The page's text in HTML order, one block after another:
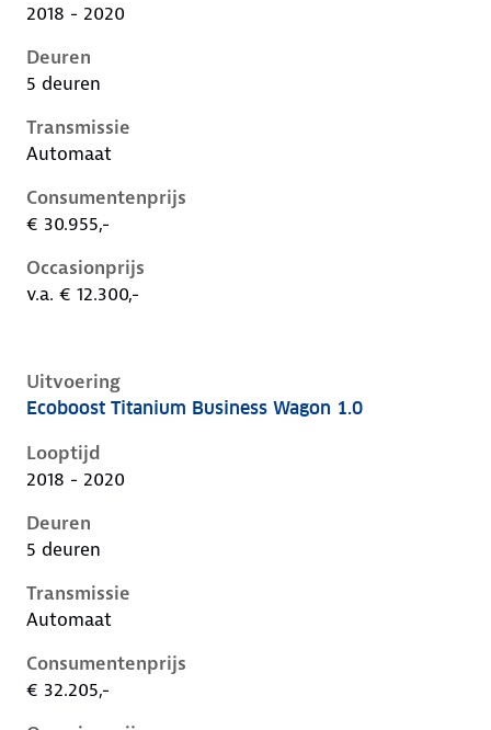
2018 - 2020
Deuren
5 deuren
Transmissie
Automaat
Consumentenprijs
€ 30.955,-
Occasionprijs
v.a. € 12.300,-
Uitvoering
Ford Focus iv, wagon 1.0, 92 kW, Benzine, 5 deuren
Ecoboost Titanium Business Wagon 1.0
Looptijd
2018 - 2020
Deuren
5 deuren
Transmissie
Automaat
Consumentenprijs
€ 32.205,-